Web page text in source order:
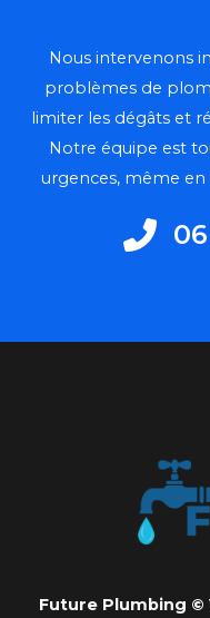
Nous intervenons
problèmes de
limiter les dégâts et
Notre équipe est
urgences, même en
Future Plumbing